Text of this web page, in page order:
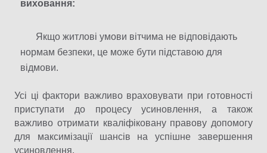
виховання:
Якщо житлові умови вітчима не відповідають
нормам безпеки, це може бути підставою для
відмови.
Усі ці фактори важливо враховувати при готовності
приступати до процесу усиновлення, а також
важливо отримати кваліфіковану правову допомогу
для максимізації шансів на успішне завершення
усиновлення.